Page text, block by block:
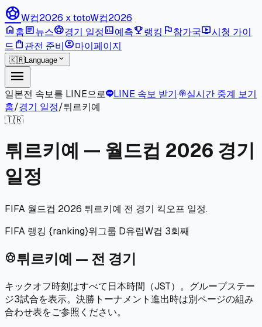
sports_soccerW컵2026 x totoW컵2026
home홈article뉴스sports_soccer경기 일정poll예측emoji_events랭킹 flag참가국live_tv시청 가이
드shopping_bag관전 준비account_circle마이페이지
🇰🇷Language expand_more
menu
일본전 속보를 LINE으로 LINE 속보 받기·podcasts실시간 중계 보기
홈/경기 일정/튀르키예
🇹🇷
튀르키예 — 월드컵 2026 경기
일정
FIFA 월드컵 2026 튀르키예 전 경기 킥오프 일정.
FIFA 랭킹 {ranking}위그룹 D유럽W컵 3회째
sports_soccer튀르키예 — 전 경기
キックオフ時刻はすべて日本時間（JST）。グループステー
ジ3試合を表示。決勝トーナメント進出時は別ページの組み
合わせ表をご参照ください。